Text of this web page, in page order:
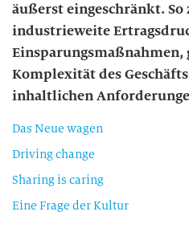
äußerst eingeschränkt.
industrieweite
Komplexität des
inhaltlichen
Das Neue wagen
Driving change
Sharing is caring
Eine Frage der Kultur